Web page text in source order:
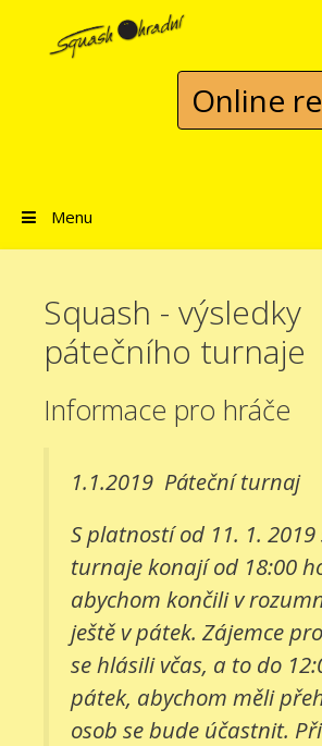
Přeskočit na obsah
Online
Menu
Squash - výsledky
pátečního turnaje
Informace pro hráče
1.1.2019 Páteční turnaj
S platností od 11. 1.
turnaje konají od 18:00
abychom končili v
ještě v pátek. Zájemce
se hlásili včas, a to do
pátek, abychom měli
osob se bude účastnit.